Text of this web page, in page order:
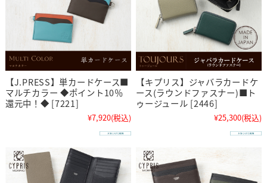
【J.PRESS】単カードケース■
マルチカラー ◆ポイント10％
還元中！◆ [7221]
¥7,920(税込)
【キプリス】ジャバラカードケ
ース(ラウンドファスナー)■ト
ゥージュール [2446]
¥25,300(税込)